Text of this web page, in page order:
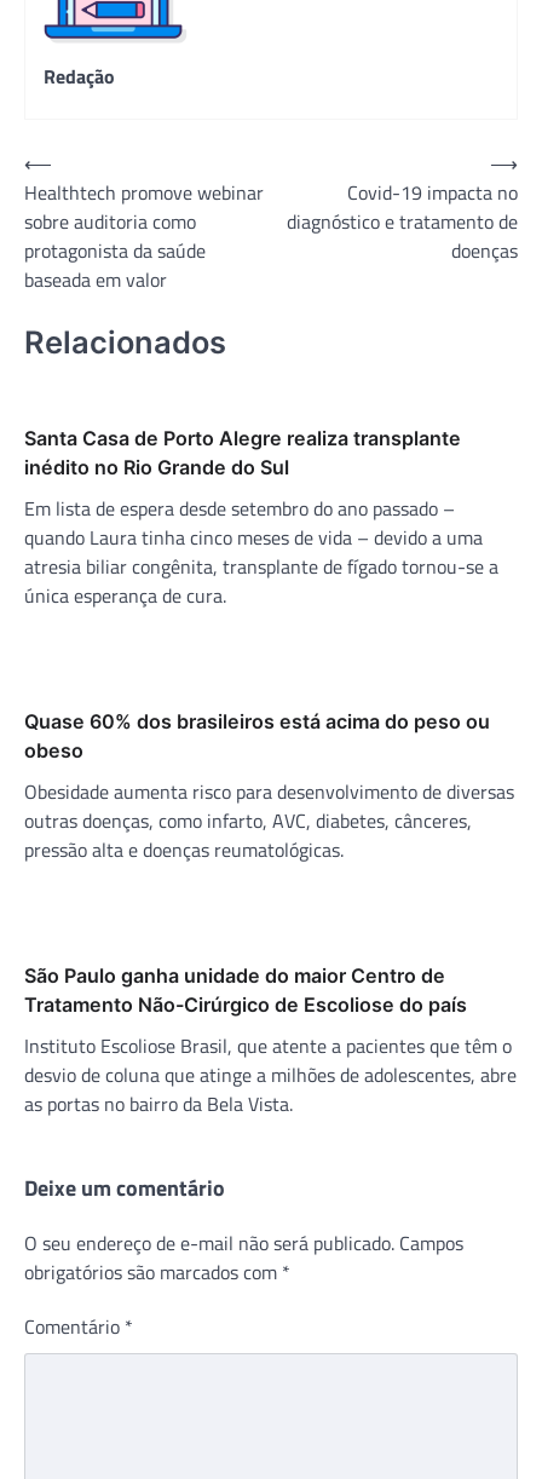
Redação
Navegação
de
Post
⟵
Healthtech promove webinar
sobre auditoria como
protagonista da saúde
baseada em valor
Covid-19 impacta no
diagnóstico e tratamento de
doenças
⟶
Relacionados
Santa Casa de Porto Alegre realiza transplante
inédito no Rio Grande do Sul
Em lista de espera desde setembro do ano passado –
quando Laura tinha cinco meses de vida – devido a uma
atresia biliar congênita, transplante de fígado tornou-se a
única esperança de cura.
Quase 60% dos brasileiros está acima do peso ou
obeso
Obesidade aumenta risco para desenvolvimento de diversas
outras doenças, como infarto, AVC, diabetes, cânceres,
pressão alta e doenças reumatológicas.
São Paulo ganha unidade do maior Centro de
Tratamento Não-Cirúrgico de Escoliose do país
Instituto Escoliose Brasil, que atente a pacientes que têm o
desvio de coluna que atinge a milhões de adolescentes, abre
as portas no bairro da Bela Vista.
Deixe um comentário
O seu endereço de e-mail não será publicado. Campos
obrigatórios são marcados com *
Comentário *